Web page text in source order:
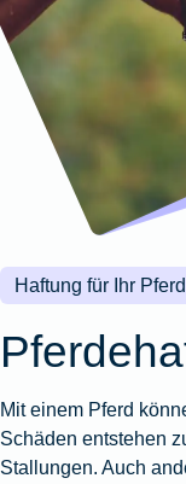
Zur
Haftung für Ihr Pferd
Mit einem Pferd
Schäden entstehen
Stallungen. Auch